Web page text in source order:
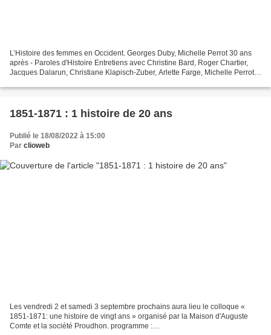
L’Histoire des femmes en Occident. Georges Duby, Michelle Perrot 30 ans
après - Paroles d'Histoire Entretiens avec Christine Bard, Roger Chartier,
Jacques Dalarun, Christiane Klapisch-Zuber, Arlette Farge, Michelle Perrot,
1851-1871 : 1 histoire de 20 ans
Publié le 18/08/2022 à 15:00
Par clioweb
Les vendredi 2 et samedi 3 septembre prochains aura lieu le colloque «
1851-1871: une histoire de vingt ans » organisé par la Maison d'Auguste
Comte et la société Proudhon. programme :